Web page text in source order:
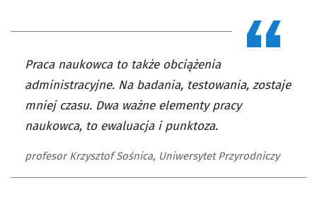
Praca naukowca to także obciążenia
administracyjne. Na badania, testowania, zostaje
mniej czasu. Dwa ważne elementy pracy
naukowca, to ewaluacja i punktoza.
profesor Krzysztof Sośnica, Uniwersytet Przyrodniczy